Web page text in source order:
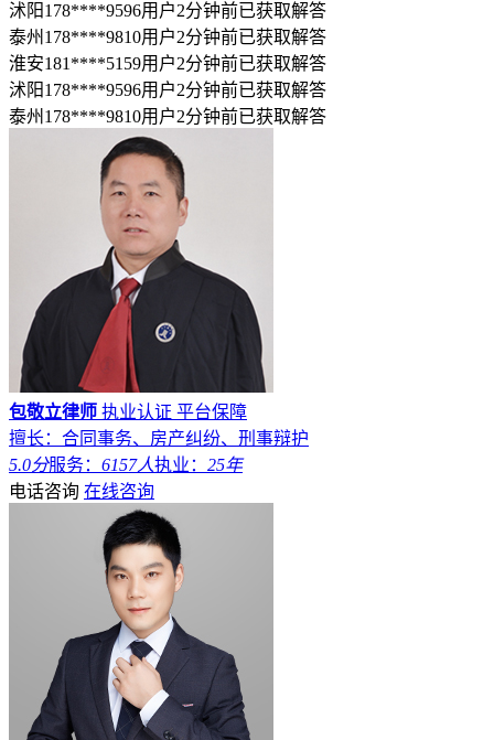
沭阳178****9596用户2分钟前已获取解答
泰州178****9810用户2分钟前已获取解答
淮安181****5159用户2分钟前已获取解答
沭阳178****9596用户2分钟前已获取解答
泰州178****9810用户2分钟前已获取解答
包敬立律师 执业认证 平台保障
擅长：合同事务、房产纠纷、刑事辩护
5.0分服务： 6157人执业： 25年
电话咨询 在线咨询